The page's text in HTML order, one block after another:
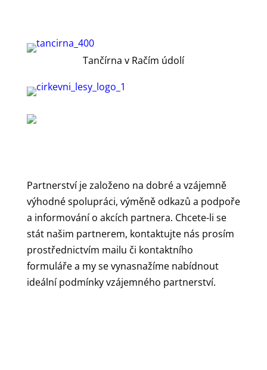
Tančírna v Račím údolí
Partnerství je založeno na dobré a vzájemně
výhodné spolupráci, výměně odkazů a podpoře
a informování o akcích partnera. Chcete-li se
stát našim partnerem, kontaktujte nás prosím
prostřednictvím mailu či kontaktního
formuláře a my se vynasnažíme nabídnout
ideální podmínky vzájemného partnerství.